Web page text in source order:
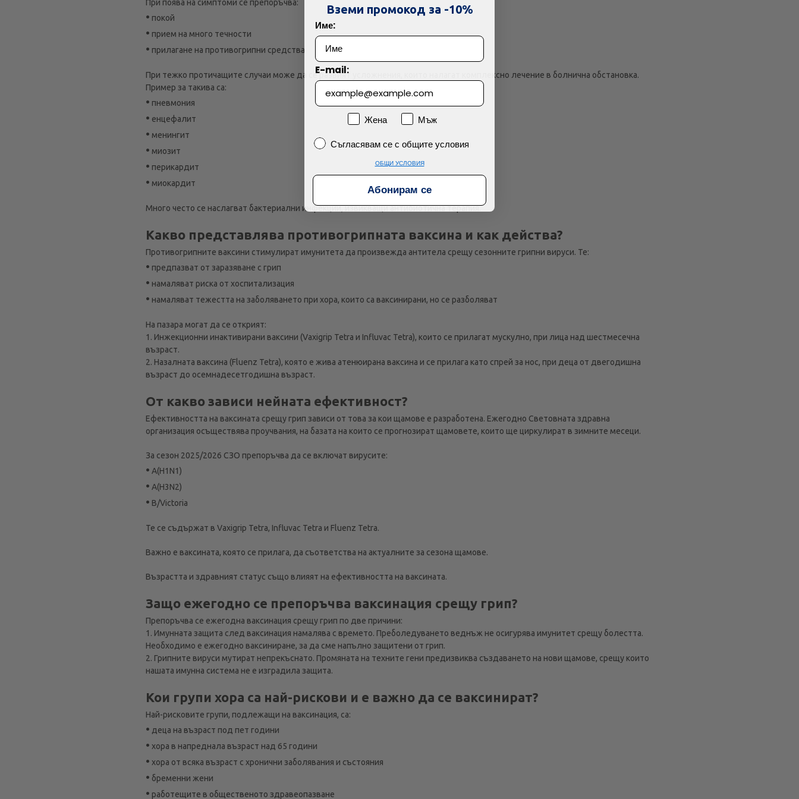
При поява на симптоми се препоръчва:
• покой
• прием на много течности
• прилагане на противогрипни средства
При тежко протичащите случаи може да се развият усложнения, които налагат комплексно лечение в болнична обстановка.
Пример за такива са:
• пневмония
• енцефалит
• менингит
• миозит
• перикардит
• миокардит
Много често се наслагват бактериални инфекции, извикващи антибиотична терапия.
Какво представлява противогрипната ваксина и как действа?
Противогрипните ваксини стимулират имунитета да произвежда антитела срещу сезонните грипни вируси. Те:
• предпазват от заразяване с грип
• намаляват риска от хоспитализация
• намаляват тежестта на заболяването при хора, които са ваксинирани, но се разболяват
На пазара могат да се открият:
1. Инжекционни инактивирани ваксини (Vaxigrip Tetra и Influvac Tetra), които се прилагат мускулно, при лица над шестмесечна
възраст.
2. Назалната ваксина (Fluenz Tetra), която е жива атенюирана ваксина и се прилага като спрей за нос, при деца от двегодишна
възраст до осемнадесетгодишна възраст.
От какво зависи нейната ефективност?
Ефективността на ваксината срещу грип зависи от това за кои щамове е разработена. Ежегодно Световната здравна
организация осъществява проучвания, на базата на които се прогнозират щамовете, които ще циркулират в зимните месеци.
За сезон 2025/2026 СЗО препоръчва да се включат вирусите:
• A(H1N1)
• A(H3N2)
• B/Victoria
Те се съдържат в Vaxigrip Tetra, Influvac Tetra и Fluenz Tetra.
Важно е ваксината, която се прилага, да съответства на актуалните за сезона щамове.
Възрастта и здравният статус също влияят на ефективността на ваксината.
Защо ежегодно се препоръчва ваксинация срещу грип?
Препоръчва се ежегодна ваксинация срещу грип по две причини:
1. Имунната защита след ваксинация намалява с времето. Преболедуването веднъж не осигурява имунитет срещу болестта.
Необходимо е ежегодно ваксиниране, за да сме напълно защитени от грип.
2. Грипните вируси мутират непрекъснато. Промяната на техните гени предизвиква създаването на нови щамове, срещу които
нашата имунна система не е изградила защита.
Кои групи хора са най-рискови и е важно да се ваксинират?
Най-рисковите групи, подлежащи на ваксинация, са:
• деца на възраст под пет години
• хора в напреднала възраст над 65 години
• хора от всяка възраст с хронични заболявания и състояния
• бременни жени
• работещите в общественото здравеопазване
Технически проблем с плащането
Просто разглеждам Намерих по-евтино
Вземи промокод за -10%
Име:
E-mail:
ПолЖена
Мъж
Съгласявам се с общите условия
Съгласявам се с общите условия
ОБЩИ УСЛОВИЯ
Абонирам се